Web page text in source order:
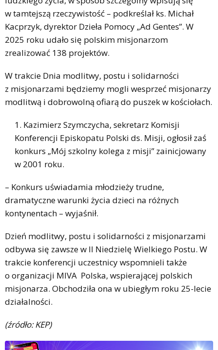
w tamtejszą rzeczywistość – podkreślał ks. Michał
Kacprzyk, dyrektor Dzieła Pomocy „Ad Gentes”. W
2025 roku udało się polskim misjonarzom
zrealizować 138 projektów.
W trakcie Dnia modlitwy, postu i solidarności
z misjonarzami będziemy mogli wesprzeć misjonarzy
modlitwą i dobrowolną ofiarą do puszek w kościołach.
Kazimierz Szymczycha, sekretarz Komisji
Konferencji Episkopatu Polski ds. Misji, ogłosił zaś
konkurs „Mój szkolny kolega z misji” zainicjowany
w 2001 roku.
– Konkurs uświadamia młodzieży trudne,
dramatyczne warunki życia dzieci na różnych
kontynentach – wyjaśnił.
Dzień modlitwy, postu i solidarności z misjonarzami
odbywa się zawsze w II Niedzielę Wielkiego Postu. W
trakcie konferencji uczestnicy wspomnieli także
o organizacji MIVA Polska, wspierającej polskich
misjonarza. Obchodziła ona w ubiegłym roku 25-lecie
działalności.
(źródło: KEP)